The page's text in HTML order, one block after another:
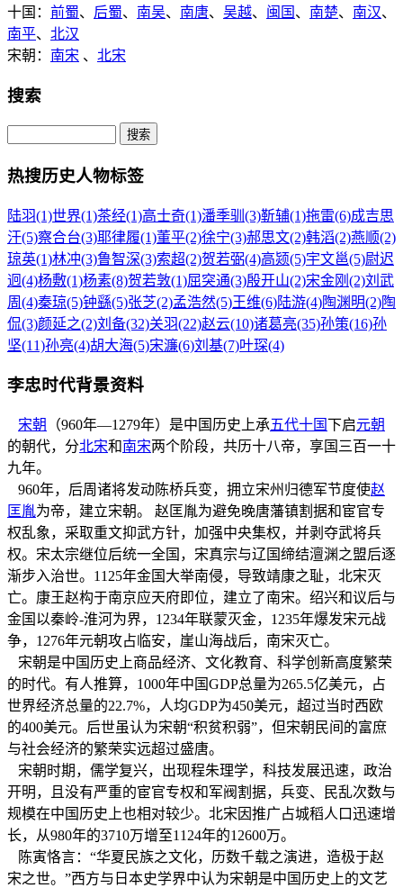
十国： 前蜀、 后蜀、 南吴、 南唐、 吴越、 闽国 、 南楚、 南汉、
南平、 北汉
宋朝： 南宋 、 北宋
搜索
热搜历史人物标签
陆羽(1)世界(1)茶经(1)高士奇(1)潘季驯(3)靳辅(1)拖雷(6)成吉思
汗(5)察合台(3)耶律履(1)董平(2)徐宁(3)郝思文(2)韩滔(2)燕顺(2)
琼英(1)林冲(3)鲁智深(3)索超(2)贺若弼(4)高颎(5)宇文邕(5)尉迟
迥(4)杨敷(1)杨素(8)贺若敦(1)屈突通(3)殷开山(2)宋金刚(2)刘武
周(4)秦琼(5)钟繇(5)张芝(2)孟浩然(5)王维(6)陆游(4)陶渊明(2)陶
侃(3)颜延之(2)刘备(32)关羽(22)赵云(10)诸葛亮(35)孙策(16)孙
坚(11)孙亮(4)胡大海(5)宋濂(6)刘基(7)叶琛(4)
李忠时代背景资料
宋朝 （960年—1279年）是中国历史上承五代十国下启元朝
的朝代，分北宋和南宋两个阶段，共历十八帝，享国三百一十
九年。
960年，后周诸将发动陈桥兵变，拥立宋州归德军节度使赵
匡胤为帝，建立宋朝。 赵匡胤为避免晚唐藩镇割据和宦官专
权乱象，采取重文抑武方针，加强中央集权，并剥夺武将兵
权。宋太宗继位后统一全国，宋真宗与辽国缔结澶渊之盟后逐
渐步入治世。1125年金国大举南侵，导致靖康之耻，北宋灭
亡。康王赵构于南京应天府即位，建立了南宋。绍兴和议后与
金国以秦岭-淮河为界，1234年联蒙灭金，1235年爆发宋元战
争，1276年元朝攻占临安，崖山海战后，南宋灭亡。
宋朝是中国历史上商品经济、文化教育、科学创新高度繁荣
的时代。有人推算，1000年中国GDP总量为265.5亿美元，占
世界经济总量的22.7%，人均GDP为450美元，超过当时西欧
的400美元。后世虽认为宋朝“积贫积弱”，但宋朝民间的富庶
与社会经济的繁荣实远超过盛唐。
宋朝时期，儒学复兴，出现程朱理学，科技发展迅速，政治
开明，且没有严重的宦官专权和军阀割据，兵变、民乱次数与
规模在中国历史上也相对较少。北宋因推广占城稻人口迅速增
长，从980年的3710万增至1124年的12600万。
陈寅恪言：“华夏民族之文化，历数千载之演进，造极于赵
宋之世。”西方与日本史学界中认为宋朝是中国历史上的文艺